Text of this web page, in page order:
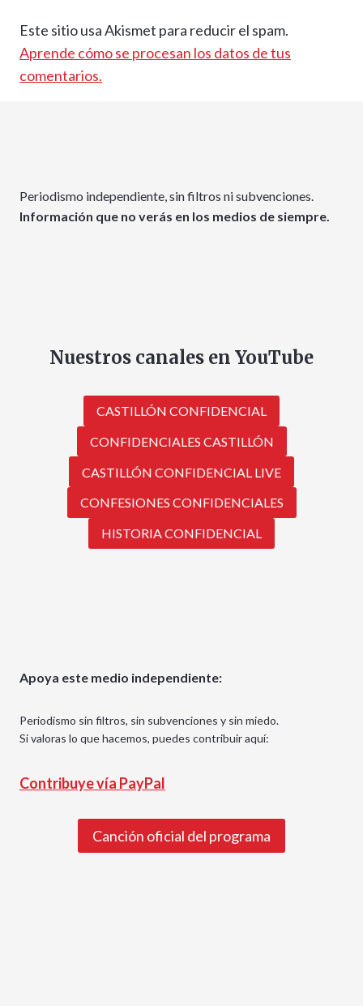
Este sitio usa Akismet para reducir el spam.
Aprende cómo se procesan los datos de tus
comentarios.
Periodismo independiente, sin filtros ni subvenciones.
Información que no verás en los medios de siempre.
Nuestros canales en YouTube
CASTILLÓN CONFIDENCIAL
CONFIDENCIALES CASTILLÓN
CASTILLÓN CONFIDENCIAL LIVE
CONFESIONES CONFIDENCIALES
HISTORIA CONFIDENCIAL
Apoya este medio independiente:
Periodismo sin filtros, sin subvenciones y sin miedo.
Si valoras lo que hacemos, puedes contribuir aquí:
Contribuye vía PayPal
Canción oficial del programa